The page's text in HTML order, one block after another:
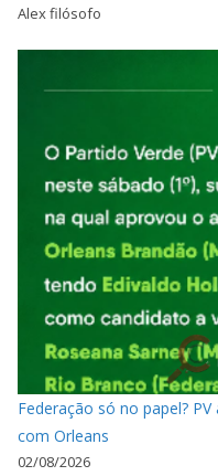
Alex filósofo
Federação só no papel?
com Orleans
02/08/2026